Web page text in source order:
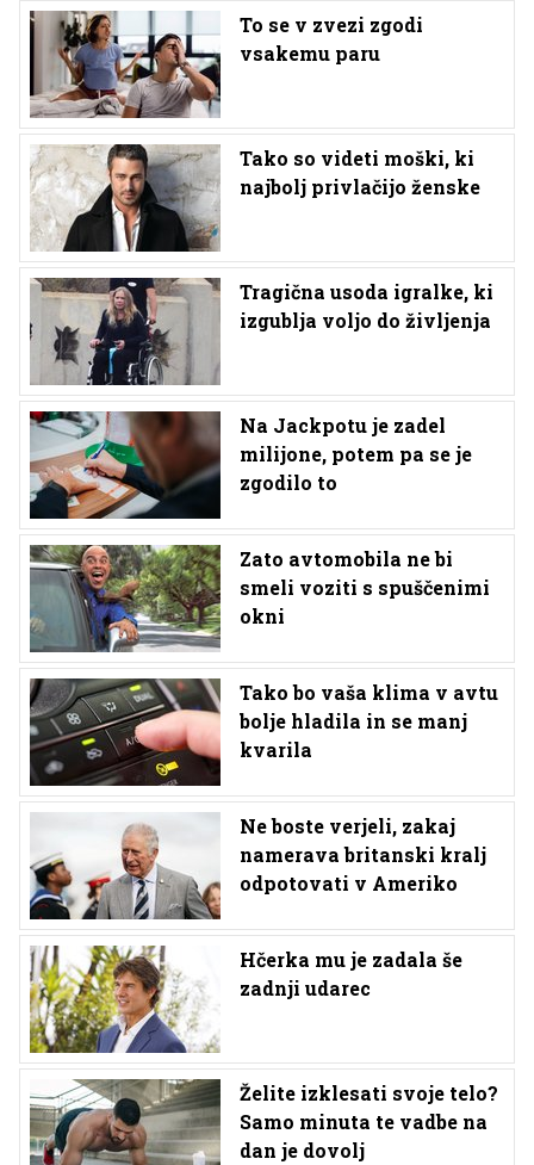
To se v zvezi zgodi
vsakemu paru
Tako so videti moški, ki
najbolj privlačijo ženske
Tragična usoda igralke, ki
izgublja voljo do življenja
Na Jackpotu je zadel
milijone, potem pa se je
zgodilo to
Zato avtomobila ne bi
smeli voziti s spuščenimi
okni
Tako bo vaša klima v avtu
bolje hladila in se manj
kvarila
Ne boste verjeli, zakaj
namerava britanski kralj
odpotovati v Ameriko
Hčerka mu je zadala še
zadnji udarec
Želite izklesati svoje telo?
Samo minuta te vadbe na
dan je dovolj